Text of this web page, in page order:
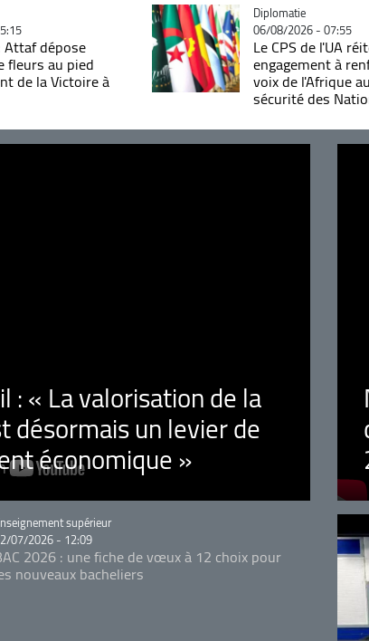
dépose
fleurs au pied
de la Victoire à
Catégorie
Diplomatie
06/08/2026 - 07:55
Le CPS de l'UA
engagement à
voix de l'Afrique
sécurité des
: « La valorisation de la
désormais un levier de
économique »
supérieur
07/2026 - 12:09
2026 : une fiche de vœux à 12 choix pour
nouveaux bacheliers